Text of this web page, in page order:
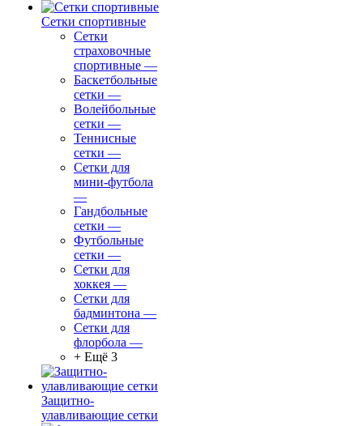
Сетки спортивные
Сетки
страховочные
спортивные —
Баскетбольные
сетки —
Волейбольные
сетки —
Теннисные
сетки —
Сетки для
мини-футбола
—
Гандбольные
сетки —
Футбольные
сетки —
Сетки для
хоккея —
Сетки для
бадминтона —
Сетки для
флорбола —
+ Ещё 3
Защитно-
улавливающие сетки